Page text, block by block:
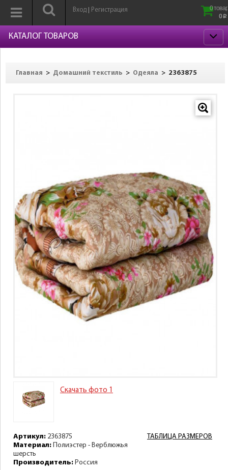
Вход Регистрация
0
0 p
КАТАЛОГ ТОВАРОВ
Главная > Домашний текстиль > Одеяла > 2363875
Скачать фото 1
ТАБЛИЦА РАЗМЕРОВ
Артикул: 2363875
Материал: Полиэстер - Верблюжья
шерсть
Производитель: Россия